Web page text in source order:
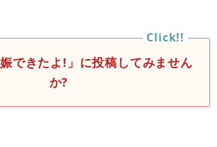
できたよ!」に投稿してみません
か?